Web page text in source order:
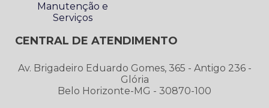
Manutenção e
Serviços
CENTRAL DE ATENDIMENTO
Av. Brigadeiro Eduardo Gomes, 365 - Antigo 236 -
Glória
Belo Horizonte-MG - 30870-100